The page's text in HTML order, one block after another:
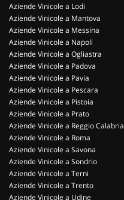
Aziende Vinicole a Lodi
Aziende Vinicole a Mantova
Aziende Vinicole a Messina
Aziende Vinicole a Napoli
Aziende Vinicole a Ogliastra
Aziende Vinicole a Padova
Aziende Vinicole a Pavia
Aziende Vinicole a Pescara
Aziende Vinicole a Pistoia
Aziende Vinicole a Prato
Aziende Vinicole a Reggio Calabria
Aziende Vinicole a Roma
Aziende Vinicole a Savona
Aziende Vinicole a Sondrio
Aziende Vinicole a Terni
Aziende Vinicole a Trento
Aziende Vinicole a Udine